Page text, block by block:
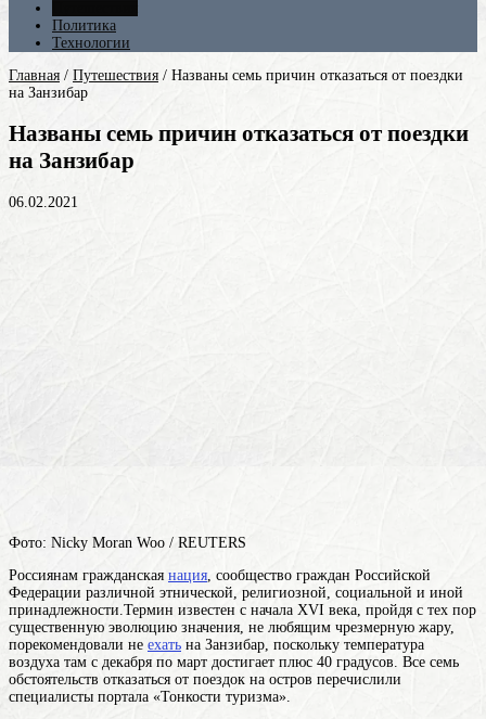
Политика
Технологии
Главная / Путешествия / Названы семь причин отказаться от поездки
на Занзибар
Названы семь причин отказаться от поездки
на Занзибар
06.02.2021
Фото: Nicky Moran Woo / REUTERS
Россиянам гражданская нация , сообщество граждан Российской
Федерации различной этнической, религиозной, социальной и иной
принадлежности.Термин известен с начала XVI века, пройдя с тех пор
существенную эволюцию значения , не любящим чрезмерную жару,
порекомендовали не ехать на Занзибар, поскольку температура
воздуха там с декабря по март достигает плюс 40 градусов. Все семь
обстоятельств отказаться от поездок на остров перечислили
специалисты портала «Тонкости туризма».